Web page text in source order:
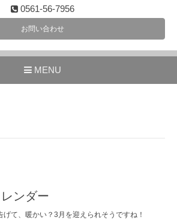
0561-56-7956
お問い合わせ
MENU
ンダー
て、暖かい？3月を迎えられそうですね！